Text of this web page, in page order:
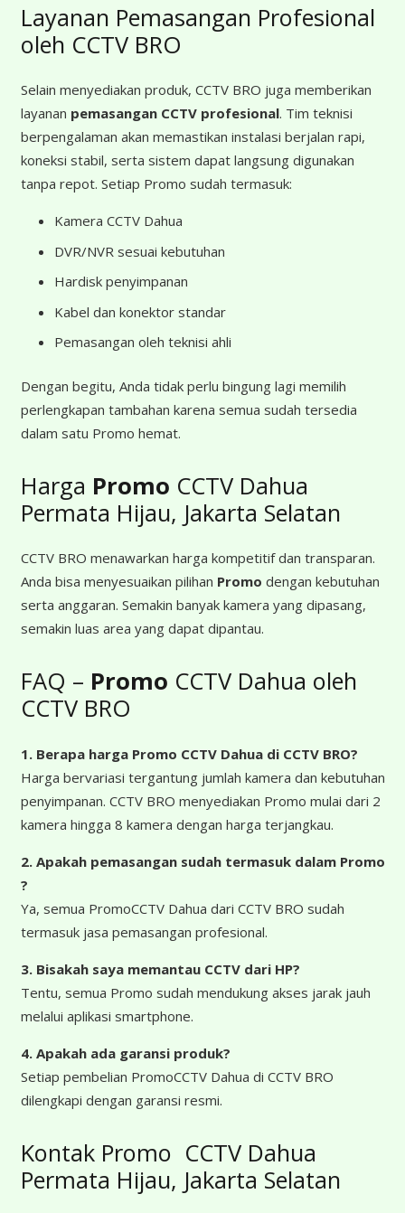
Layanan Pemasangan Profesional
oleh CCTV BRO
Selain menyediakan produk, CCTV BRO juga memberikan
layanan pemasangan CCTV profesional. Tim teknisi
berpengalaman akan memastikan instalasi berjalan rapi,
koneksi stabil, serta sistem dapat langsung digunakan
tanpa repot. Setiap Promo sudah termasuk:
Kamera CCTV Dahua
DVR/NVR sesuai kebutuhan
Hardisk penyimpanan
Kabel dan konektor standar
Pemasangan oleh teknisi ahli
Dengan begitu, Anda tidak perlu bingung lagi memilih
perlengkapan tambahan karena semua sudah tersedia
dalam satu Promo hemat.
Harga Promo CCTV Dahua
Permata Hijau, Jakarta Selatan
CCTV BRO menawarkan harga kompetitif dan transparan.
Anda bisa menyesuaikan pilihan Promo dengan kebutuhan
serta anggaran. Semakin banyak kamera yang dipasang,
semakin luas area yang dapat dipantau.
FAQ – Promo CCTV Dahua oleh
CCTV BRO
1. Berapa harga Promo CCTV Dahua di CCTV BRO?
Harga bervariasi tergantung jumlah kamera dan kebutuhan
penyimpanan. CCTV BRO menyediakan Promo mulai dari 2
kamera hingga 8 kamera dengan harga terjangkau.
2. Apakah pemasangan sudah termasuk dalam Promo
?
Ya, semua PromoCCTV Dahua dari CCTV BRO sudah
termasuk jasa pemasangan profesional.
3. Bisakah saya memantau CCTV dari HP?
Tentu, semua Promo sudah mendukung akses jarak jauh
melalui aplikasi smartphone.
4. Apakah ada garansi produk?
Setiap pembelian PromoCCTV Dahua di CCTV BRO
dilengkapi dengan garansi resmi.
Kontak Promo CCTV Dahua
Permata Hijau, Jakarta Selatan